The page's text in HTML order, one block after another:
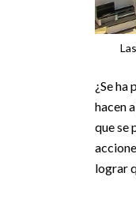
¿Se
hacen
que se
lograr